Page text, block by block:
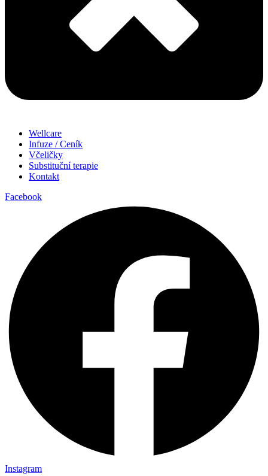
Wellcare
Infuze / Ceník
Včeličky
Substituční terapie
Kontakt
Facebook
Instagram